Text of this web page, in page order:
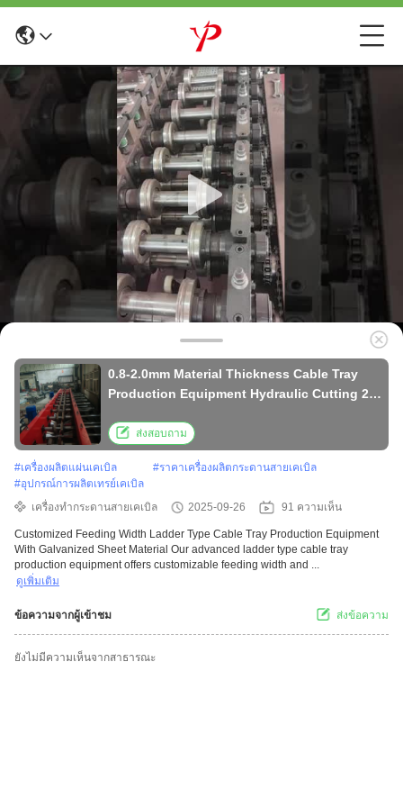
0.8-2.0mm Material Thickness Cable Tray
Production Equipment Hydraulic Cutting 2-
ส่งสอบถาม
#เครื่องผลิตแผ่นเคเบิล #ราคาเครื่องผลิตกระดานสายเคเบิล
#อุปกรณ์การผลิตเทรย์เคเบิล
เครื่องทํากระดานสายเคเบิล
2025-09-26 91 ความเห็น
Customized Feeding Width Ladder Type Cable Tray Production Equipment
With Galvanized Sheet Material Our advanced ladder type cable tray
production equipment offers customizable feeding width and ...
ดูเพิ่มเติม
ข้อความจากผู้เข้าชม ส่งข้อความ
ยังไม่มีความเห็นจากสาธารณะ